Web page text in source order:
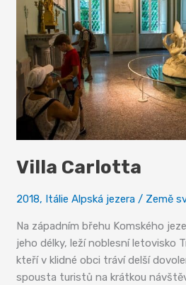
Villa Carlotta
2018, Itálie Alpská jezera / Země
Na západním břehu Komského
jeho délky, leží noblesní letovisko
kteří v klidné obci tráví delší
spousta turistů na krátkou